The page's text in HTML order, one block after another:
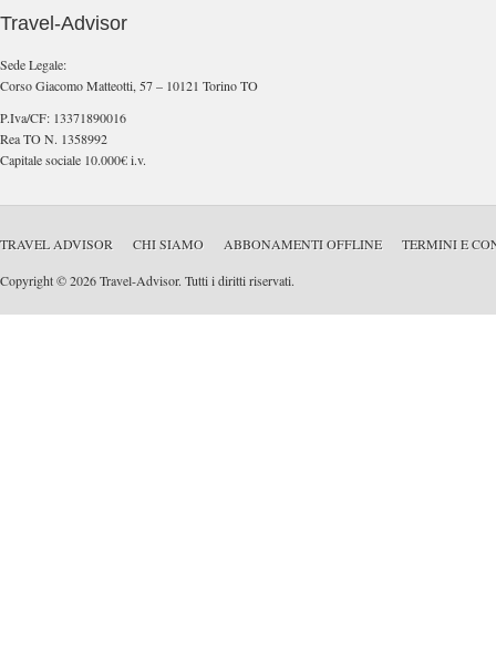
Travel-Advisor
Sede Legale:
Corso Giacomo Matteotti, 57 – 10121 Torino TO
P.Iva/CF: 13371890016
Rea TO N. 1358992
Capitale sociale 10.000€ i.v.
TRAVEL ADVISOR CHI SIAMO ABBONAMENTI OFFLINE TERMINI E
Copyright © 2026 Travel-Advisor. Tutti i diritti riservati.